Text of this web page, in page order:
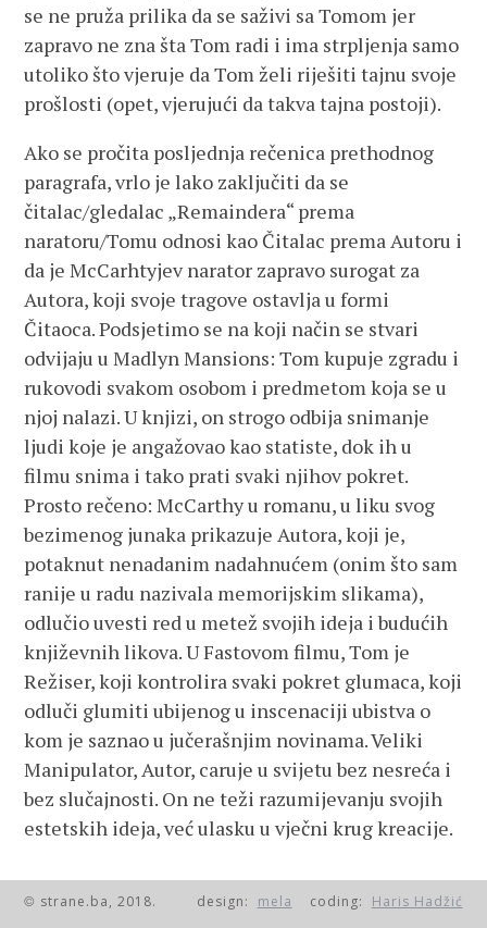
se ne pruža prilika da se saživi sa Tomom jer
zapravo ne zna šta Tom radi i ima strpljenja samo
utoliko što vjeruje da Tom želi riješiti tajnu svoje
prošlosti (opet, vjerujući da takva tajna postoji).
Ako se pročita posljednja rečenica prethodnog
paragrafa, vrlo je lako zaključiti da se
čitalac/gledalac „Remaindera“ prema
naratoru/Tomu odnosi kao Čitalac prema Autoru i
da je McCarhtyjev narator zapravo surogat za
Autora, koji svoje tragove ostavlja u formi
Čitaoca. Podsjetimo se na koji način se stvari
odvijaju u Madlyn Mansions: Tom kupuje zgradu i
rukovodi svakom osobom i predmetom koja se u
njoj nalazi. U knjizi, on strogo odbija snimanje
ljudi koje je angažovao kao statiste, dok ih u
filmu snima i tako prati svaki njihov pokret.
Prosto rečeno: McCarthy u romanu, u liku svog
bezimenog junaka prikazuje Autora, koji je,
potaknut nenadanim nadahnućem (onim što sam
ranije u radu nazivala memorijskim slikama),
odlučio uvesti red u metež svojih ideja i budućih
književnih likova. U Fastovom filmu, Tom je
Režiser, koji kontrolira svaki pokret glumaca, koji
odluči glumiti ubijenog u inscenaciji ubistva o
kom je saznao u jučerašnjim novinama. Veliki
Manipulator, Autor, caruje u svijetu bez nesreća i
bez slučajnosti. On ne teži razumijevanju svojih
estetskih ideja, već ulasku u vječni krug kreacije.
© strane.ba, 2018. design: mela coding: Haris Hadžić